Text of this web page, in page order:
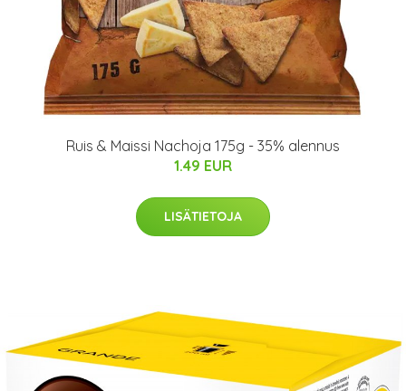
Ruis & Maissi Nachoja 175g - 35% alennus
1.49 EUR
LISÄTIETOJA